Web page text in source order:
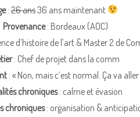
: 26 ans36 ans maintenant
Provenance: Bordeaux (AOC)
d’histoire de l’art & Master 2 de
: Chef de projet dans la comm
: « Non, mais c’est normal. Ça va aller
chroniques: calme et évasion
chroniques: organisation &